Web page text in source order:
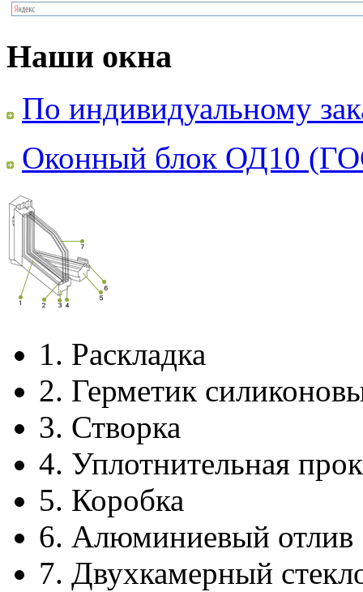
Наши окна
По индивидуальному
Оконный блок ОД10
1. Раскладка
2. Герметик
3. Створка
4. Уплотнительная
5. Коробка
6. Алюминиевый отлив
7. Двухкамерный